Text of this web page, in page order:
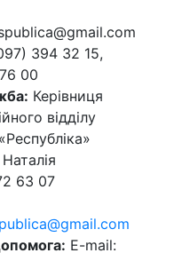
394 32 15,
00
Керівниця
відділу
63 07
E-mail: